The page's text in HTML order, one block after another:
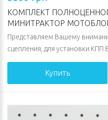
КОМПЛЕКТ
МИНИТРАКТОР
Представляем Вашему
сцепления, для установки КПП
Купить